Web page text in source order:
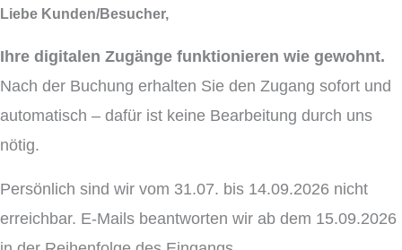
Liebe Kunden/Besucher,
Ihre digitalen Zugänge funktionieren wie gewohnt.
Nach der Buchung erhalten Sie den Zugang sofort und
automatisch – dafür ist keine Bearbeitung durch uns
nötig.
Persönlich sind wir vom 31.07. bis 14.09.2026 nicht
erreichbar. E-Mails beantworten wir ab dem 15.09.2026